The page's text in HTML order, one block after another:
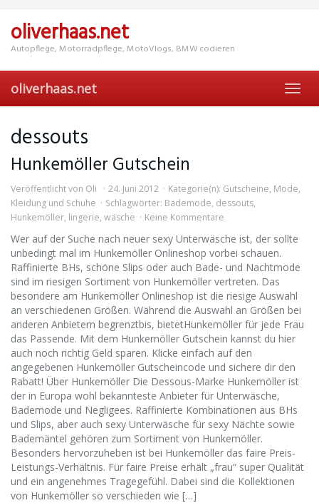
main
content
oliverhaas.net
Autopflege, Motorradpflege, MotoVlogs, BMW codieren
oliverhaas.net
dessouts
Hunkemöller Gutschein
Veröffentlicht von Oli 24. Juni 2012 Kategorie(n): Gutscheine, Mode,
Kleidung und Schuhe
Schlagwörter: Bademode, dessouts,
Hunkemöller, lingerie, wäsche Keine Kommentare
Wer auf der Suche nach neuer sexy Unterwäsche ist, der sollte
unbedingt mal im Hunkemöller Onlineshop vorbei schauen.
Raffinierte BHs, schöne Slips oder auch Bade- und Nachtmode
sind im riesigen Sortiment von Hunkemöller vertreten. Das
besondere am Hunkemöller Onlineshop ist die riesige Auswahl
an verschiedenen Größen. Während die Auswahl an Größen bei
anderen Anbietern begrenztbis, bietetHunkemöller für jede Frau
das Passende. Mit dem Hunkemöller Gutschein kannst du hier
auch noch richtig Geld sparen. Klicke einfach auf den
angegebenen Hunkemöller Gutscheincode und sichere dir den
Rabatt! Über Hunkemöller Die Dessous-Marke Hunkemöller ist
der in Europa wohl bekannteste Anbieter für Unterwäsche,
Bademode und Negligees. Raffinierte Kombinationen aus BHs
und Slips, aber auch sexy Unterwäsche für sexy Nächte sowie
Bademäntel gehören zum Sortiment von Hunkemöller.
Besonders hervorzuheben ist bei Hunkemöller das faire Preis-
Leistungs-Verhältnis. Für faire Preise erhält „frau“ super Qualität
und ein angenehmes Tragegefühl. Dabei sind die Kollektionen
von Hunkemöller so verschieden wie […]